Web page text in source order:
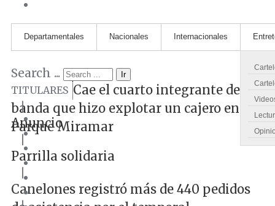
Departamentales Nacionales Internacionales
Search ... Ir
TITULARES Cae el cuarto integrante de la
banda que hizo explotar un cajero en
Parque Miramar
|
Anuncio
|
Parrilla solidaria
|
Canelones registró más de 440 pedidos